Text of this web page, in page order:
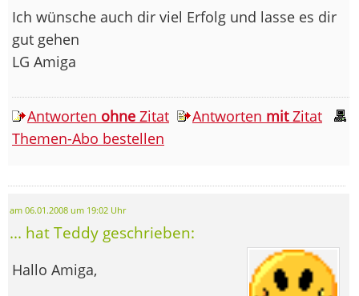
Ich wünsche auch dir viel Erfolg und lasse es dir
gut gehen
LG Amiga
Antworten ohne Zitat Antworten mitZitat
Themen-Abo bestellen
am 06.01.2008 um 19:02 Uhr
... hat Teddy geschrieben:
Hallo Amiga,